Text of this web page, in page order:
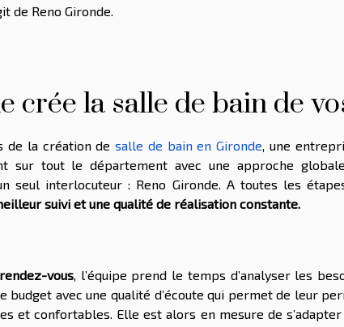
de Reno Gironde.
crée la salle de bain de
de la création desalle de bain en Gironde, une
sur tout le département avec une approche
seul interlocuteur : Reno Gironde. A toutes les
suivi et une qualité de réalisation constante.
vous, l’équipe prend le temps d’analyser les
budget avec une qualité d’écoute qui permet de leur
et confortables. Elle est alors en mesure de